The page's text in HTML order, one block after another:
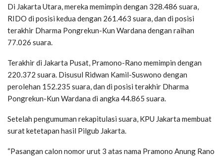
Di Jakarta Utara, mereka memimpin dengan 328.486 suara,
RIDO di posisi kedua dengan 261.463 suara, dan di posisi
terakhir Dharma Pongrekun-Kun Wardana dengan raihan
77.026 suara.
Terakhir di Jakarta Pusat, Pramono-Rano memimpin dengan
220.372 suara. Disusul Ridwan Kamil-Suswono dengan
perolehan 152.235 suara, dan di posisi terakhir Dharma
Pongrekun-Kun Wardana di angka 44.865 suara.
Setelah pengumuman rekapitulasi suara, KPU Jakarta membuat
surat ketetapan hasil Pilgub Jakarta.
“Pasangan calon nomor urut 3 atas nama Pramono Anung Rano